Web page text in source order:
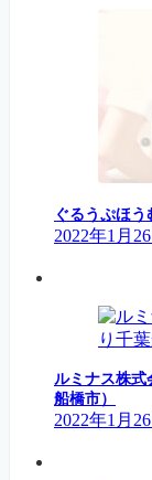
ぐるうぷほう
2022年1月26
ルミナス株式
船橋市）
2022年1月26